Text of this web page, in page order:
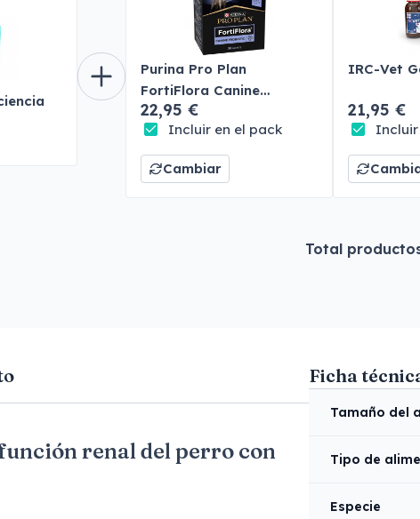
Purina Pro Plan
FortiFlora Canine
Probiotic
22,95 €
Incluir en el pack
Cambiar
IRC-Vet
21,95 €
Total
renal del perro con
Ficha
Tamaño del
Tipo de
Especie